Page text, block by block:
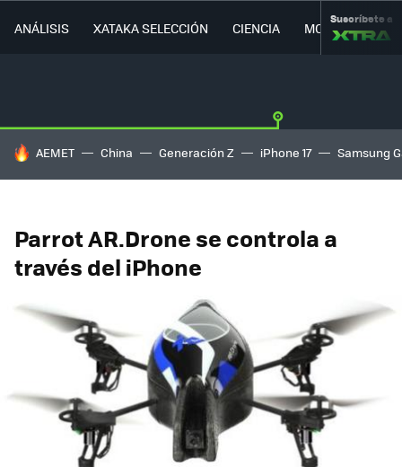
ANÁLISIS XATAKA SELECCIÓN CIENCIA MOVILIDAD
Suscríbete a
HOY SE HABLA DE
AEMET China Generación Z iPhone 17 Samsung
Parrot AR.Drone se controla a
través del iPhone